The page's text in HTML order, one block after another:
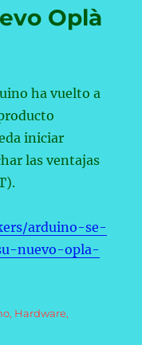
Oplà
ha vuelto a
iniciar
las ventajas
arduino-se-
nuevo-opla-
, Hardware,